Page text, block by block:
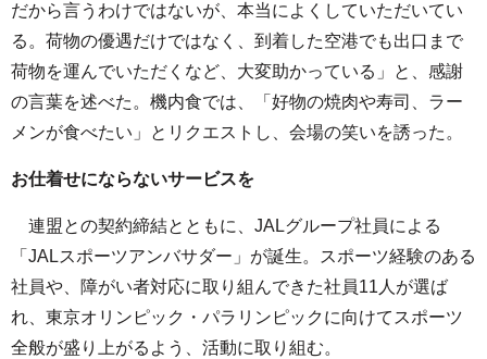
だから言うわけではないが、本当によくしていただいてい
る。荷物の優遇だけではなく、到着した空港でも出口まで
荷物を運んでいただくなど、大変助かっている」と、感謝
の言葉を述べた。機内食では、「好物の焼肉や寿司、ラー
メンが食べたい」とリクエストし、会場の笑いを誘った。
お仕着せにならないサービスを
連盟との契約締結とともに、JALグループ社員による
「JALスポーツアンバサダー」が誕生。スポーツ経験のある
社員や、障がい者対応に取り組んできた社員11人が選ば
れ、東京オリンピック・パラリンピックに向けてスポーツ
全般が盛り上がるよう、活動に取り組む。